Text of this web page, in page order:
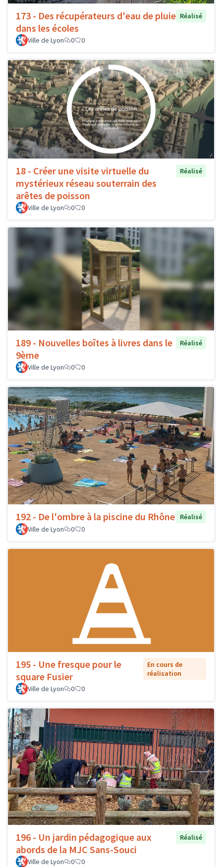
173 - Des récupérateurs d'eau de pluie
dans les écoles
Réalisé
Ville de Lyon 0 0
18 - Créer une visite virtuelle du
mystérieux réseau souterrain des
arêtes de poisson
Réalisé
Ville de Lyon 0 0
189 - Nouvelles boîtes à livres dans le
9ème
Réalisé
Ville de Lyon 0 0
192 - De l'ombre à la piscine du Rhône
Réalisé
Ville de Lyon
0 0
195 - Une fresque pour le
square Fusier
En cours de
réalisation
Ville de Lyon
0 0
196 - Un jardin pédagogique aux
abords de la MJC Sans-Souci
Réalisé
Ville de Lyon 0 0